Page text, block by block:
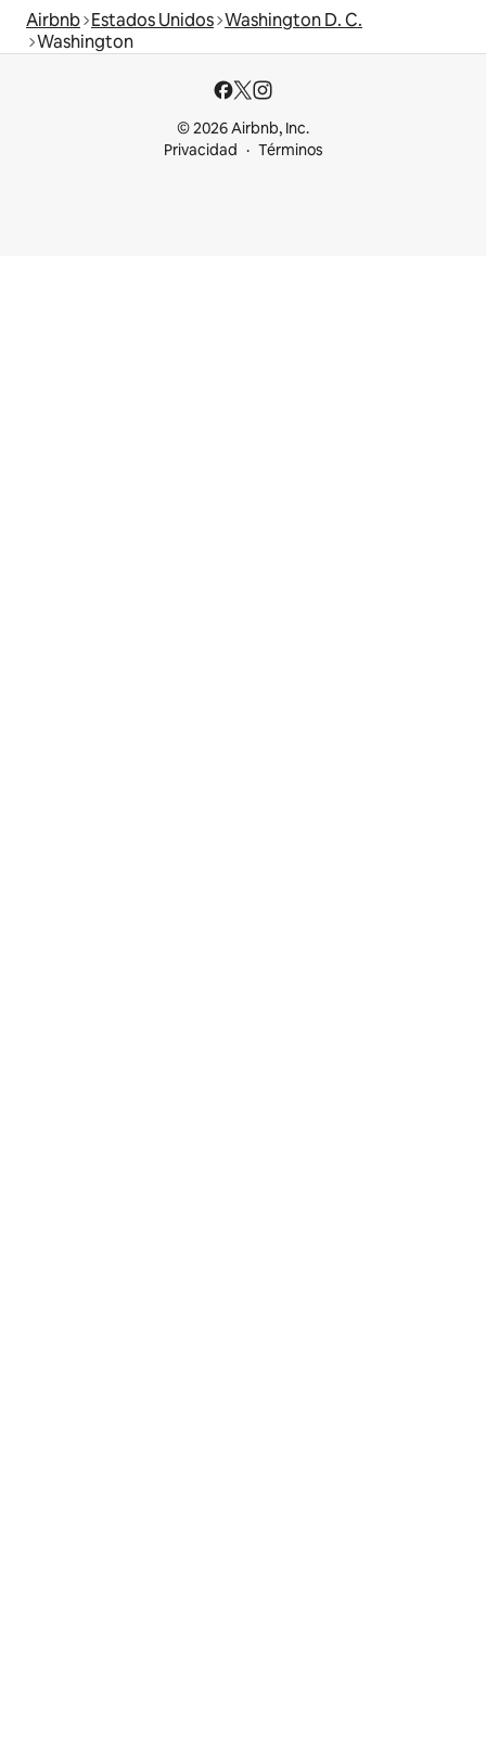
Airbnb Estados Unidos Washington D. C.
Washington
© 2026 Airbnb, Inc.
Privacidad
Términos